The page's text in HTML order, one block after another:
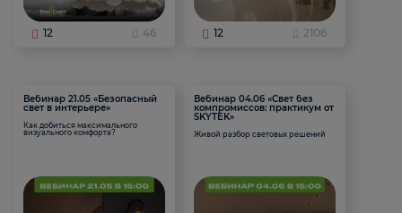
12 46 12 2106
Вебинар 21.05 «Безопасный
свет в интерьере»
Как добиться максимального
визуального комфорта?
Вебинар 04.06 «Свет без
компромиссов: практикум от
SKYTEK»
Живой разбор световых решений